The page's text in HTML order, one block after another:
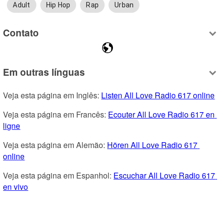
Adult Hip Hop Rap Urban
Contato
Em outras línguas
Veja esta página em Inglês: Listen All Love Radio 617 online
Veja esta página em Francês: Ecouter All Love Radio 617 en
ligne
Veja esta página em Alemão: Hören All Love Radio 617
online
Veja esta página em Espanhol: Escuchar All Love Radio 617
en vivo